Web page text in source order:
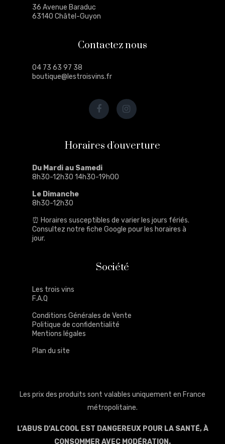
36 Avenue Baraduc
63140 Châtel-Guyon
Contactez nous
04 73 63 97 38
boutique@lestroisvins.fr
Horaires d'ouverture
Du Mardi au Samedi
8h30-12h30 14h30-19h00
Le Dimanche
8h30-12h30
⏰ Horaires susceptibles de varier les jours fériés.
Consultez notre fiche Google pour les horaires à
jour.
Société
Les trois vins
F.A.Q
Conditions Générales de Vente
Politique de confidentialité
Mentions légales
Plan du site
Les prix des produits sont valables uniquement en France
métropolitaine.
L’ABUS D’ALCOOL EST DANGEREUX POUR LA SANTÉ, À
CONSOMMER AVEC MODÉRATION.